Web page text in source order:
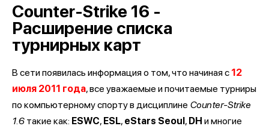
Counter-Strike 16 -
Расширение списка
турнирных карт
В сети появилась информация о том, что начиная с 12
июля 2011 года, все уважаемые и почитаемые турниры
по компьютерному спорту в дисциплине Counter-Strike
1.6 такие как: ESWC, ESL, eStars Seoul, DH и многие